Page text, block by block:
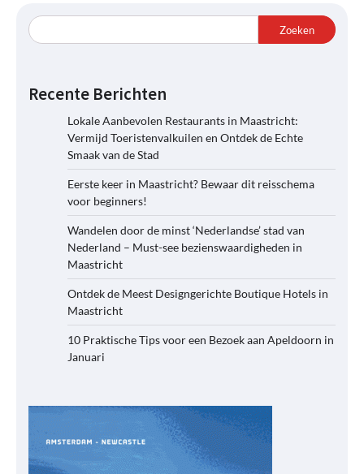
Zoeken
Recente Berichten
Lokale Aanbevolen Restaurants in Maastricht:
Vermijd Toeristenvalkuilen en Ontdek de Echte
Smaak van de Stad
Eerste keer in Maastricht? Bewaar dit reisschema
voor beginners!
Wandelen door de minst ‘Nederlandse’ stad van
Nederland – Must-see bezienswaardigheden in
Maastricht
Ontdek de Meest Designgerichte Boutique Hotels in
Maastricht
10 Praktische Tips voor een Bezoek aan Apeldoorn in
Januari